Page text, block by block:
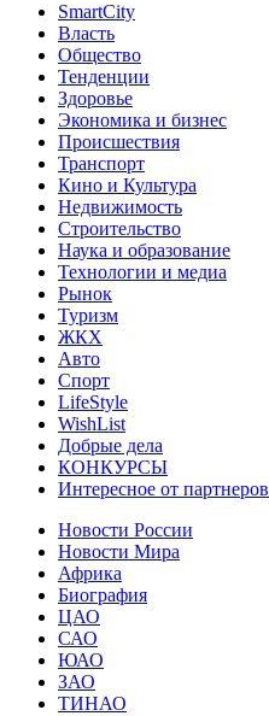
SmartCity
Власть
Общество
Тенденции
Здоровье
Экономика и бизнес
Происшествия
Транспорт
Кино и Культура
Недвижимость
Строительство
Наука и образование
Технологии и медиа
Рынок
Туризм
ЖКХ
Авто
Спорт
LifeStyle
WishList
Добрые дела
КОНКУРСЫ
Интересное от партнеров
Новости России
Новости Мира
Африка
Биография
ЦАО
САО
ЮАО
ЗАО
ТИНАО